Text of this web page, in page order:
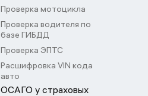
Проверка мотоцикла
Проверка водителя по
базе ГИБДД
Проверка ЭПТС
Расшифровка VIN кода
авто
ОСАГО у страховых